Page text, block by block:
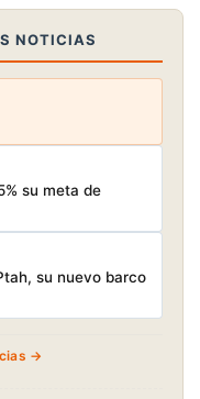
NOTICIAS
su meta de
su nuevo barco
→